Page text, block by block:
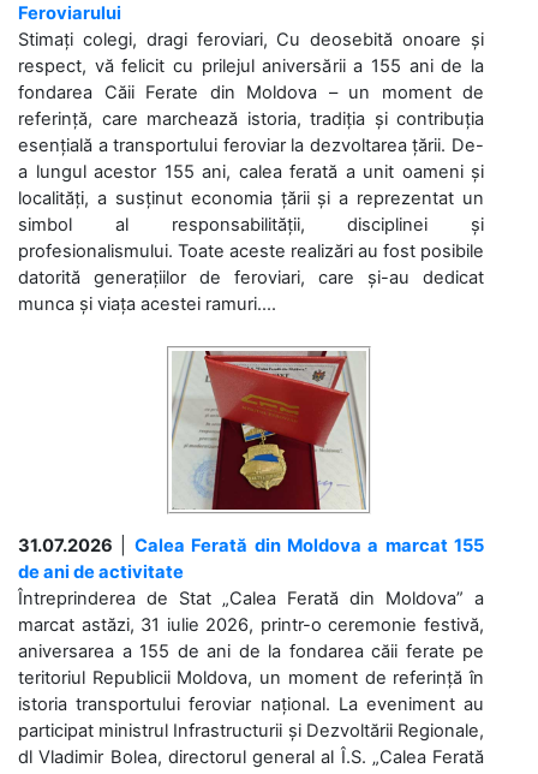
Feroviarului
Stimați colegi, dragi feroviari, Cu deosebită onoare și
respect, vă felicit cu prilejul aniversării a 155 ani de la
fondarea Căii Ferate din Moldova – un moment de
referință, care marchează istoria, tradiția și contribuția
esențială a transportului feroviar la dezvoltarea țării. De-
a lungul acestor 155 ani, calea ferată a unit oameni și
localități, a susținut economia țării și a reprezentat un
simbol al responsabilității, disciplinei și
profesionalismului. Toate aceste realizări au fost posibile
datorită generațiilor de feroviari, care și-au dedicat
munca și viața acestei ramuri....
31.07.2026
Calea Ferată din Moldova a marcat 155
de ani de activitate
Întreprinderea de Stat „Calea Ferată din Moldova” a
marcat astăzi, 31 iulie 2026, printr-o ceremonie festivă,
aniversarea a 155 de ani de la fondarea căii ferate pe
teritoriul Republicii Moldova, un moment de referință în
istoria transportului feroviar național. La eveniment au
participat ministrul Infrastructurii și Dezvoltării Regionale,
dl Vladimir Bolea, directorul general al Î.S. „Calea Ferată